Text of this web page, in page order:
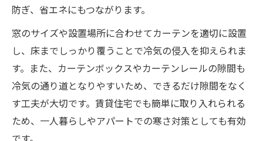
防ぎ、省エネにもつながります。
窓のサイズや設置場所に合わせてカーテンを適切に設置
し、床までしっかり覆うことで冷気の侵入を抑えられま
す。また、カーテンボックスやカーテンレールの隙間も
冷気の通り道となりやすいため、できるだけ隙間をなく
す工夫が大切です。賃貸住宅でも簡単に取り入れられる
ため、一人暮らしやアパートでの寒さ対策としても有効
です。